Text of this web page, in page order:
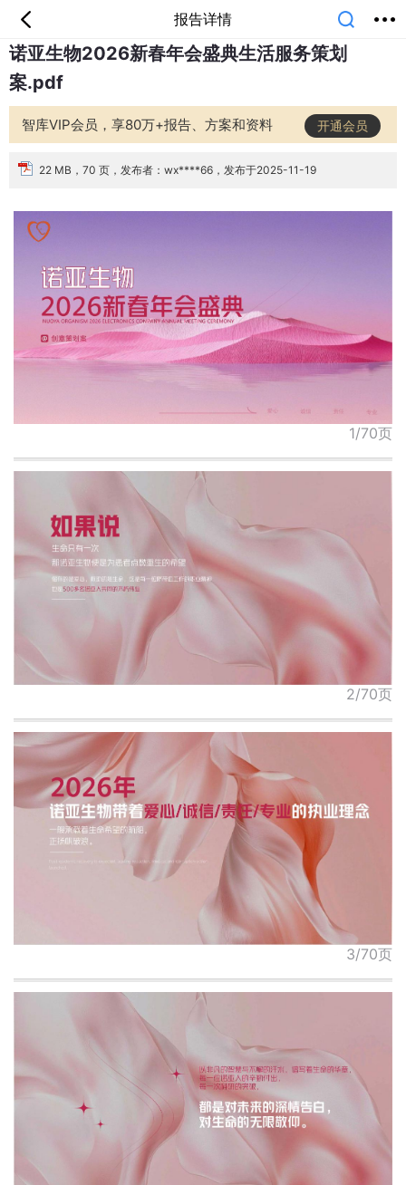
报告详情
首页 分类 专题 会员
课堂
生活
汽车
诺亚生物2026新春年会盛典生活服务策划
案.pdf
智库VIP会员，享80万+报告、方案和资料 开通会员
22 MB，70 页，发布者：wx****66，发布于2025-11-19
1/70页
2/70页
3/70页